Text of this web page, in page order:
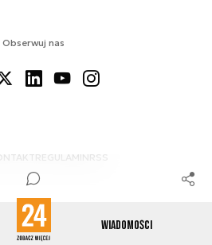
Wiadomości
Obserwuj nas
REGULAMINRSS
ENERGETYKA24